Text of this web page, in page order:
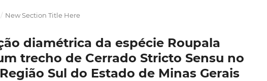
/ New Section Title Here
diamétrica da espécie Roupala
trecho de Cerrado Stricto Sensu no
Sul do Estado de Minas Gerais